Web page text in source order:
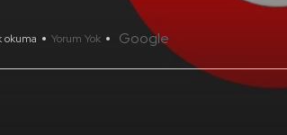
okuma Yorum Yok Google